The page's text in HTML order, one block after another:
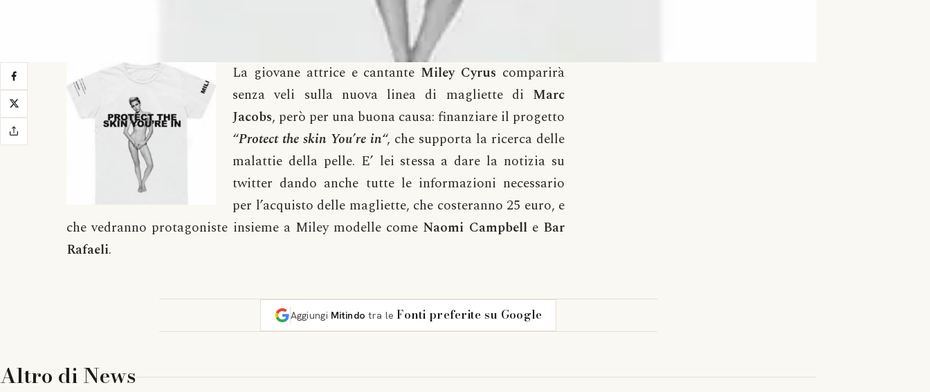
La giovane attrice e cantante Miley Cyrus comparirà
senza veli sulla nuova linea di magliette di Marc
Jacobs, però per una buona causa: finanziare il progetto
“Protect the skin You’re in“, che supporta la ricerca delle
malattie della pelle. E’ lei stessa a dare la notizia su
twitter dando anche tutte le informazioni necessario
per l’acquisto delle magliette, che costeranno 25 euro, e
che vedranno protagoniste insieme a Miley modelle come Naomi Campbelle Bar
Rafaeli.
Aggiungi Mitindo tra le Fonti preferite su Google
Altro diNews